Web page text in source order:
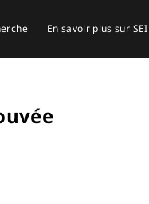
En savoir plus sur